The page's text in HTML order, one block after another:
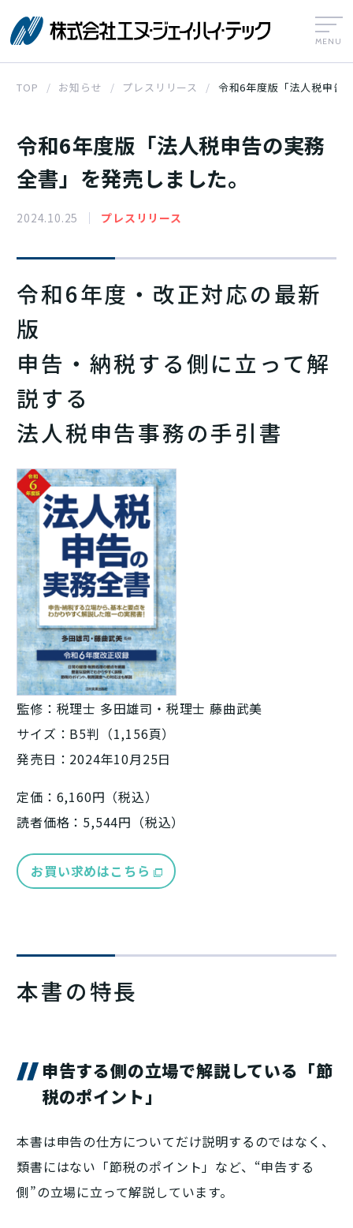
TOP お知らせ プレスリリース 令和6年度版「法人税申告
令和6年度版「法人税申告の実務
全書」を発売しました。
2024.10.25 プレスリリース
令和6年度・改正対応の最新
版
申告・納税する側に立って解
説する
法人税申告事務の手引書
監修：税理士 多田雄司・税理士 藤曲武美
サイズ：B5判（1,156頁）
発売日：2024年10月25日
定価：6,160円（税込）
読者価格：5,544円（税込）
お買い求めはこちら
本書の特長
申告する側の立場で解説している「節
税のポイント」
本書は申告の仕方についてだけ説明するのではなく、
類書にはない「節税のポイント」など、“申告する
側”の立場に立って解説しています。